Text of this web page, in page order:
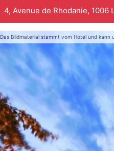
4, Avenue de Rhodanie, 1006
Das Bildmaterial stammt vom Hotel und kann